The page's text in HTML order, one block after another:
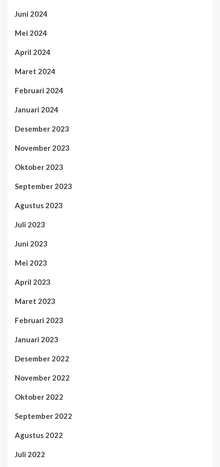
Juni 2024
Mei 2024
April 2024
Maret 2024
Februari 2024
Januari 2024
Desember 2023
November 2023
Oktober 2023
September 2023
Agustus 2023
Juli 2023
Juni 2023
Mei 2023
April 2023
Maret 2023
Februari 2023
Januari 2023
Desember 2022
November 2022
Oktober 2022
September 2022
Agustus 2022
Juli 2022